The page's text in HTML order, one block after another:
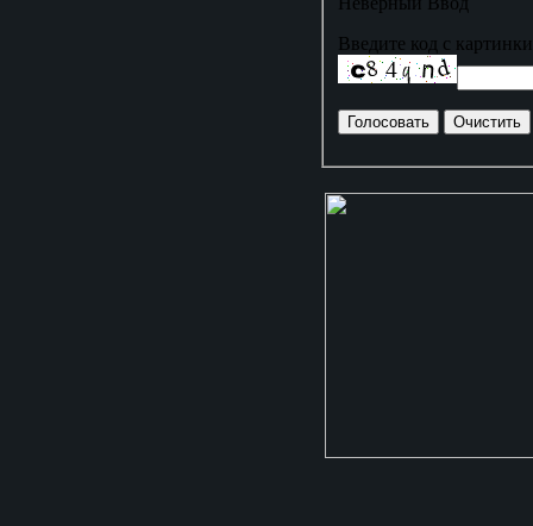
Введите код с картинки